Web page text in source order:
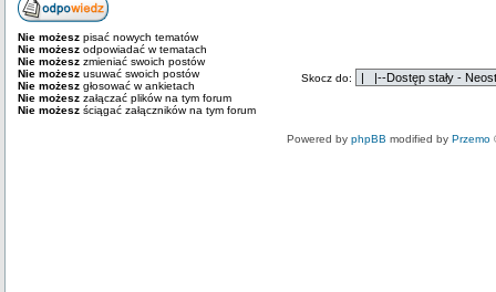
Nie możesz pisać nowych tematów
Nie możesz odpowiadać w tematach
Nie możesz zmieniać swoich postów
Nie możesz usuwać swoich postów
Nie możesz głosować w ankietach
Nie możesz załączać plików na tym forum
Nie możesz ściągać załączników na tym forum
Skocz do:
Powered by phpBB modified by Przemo